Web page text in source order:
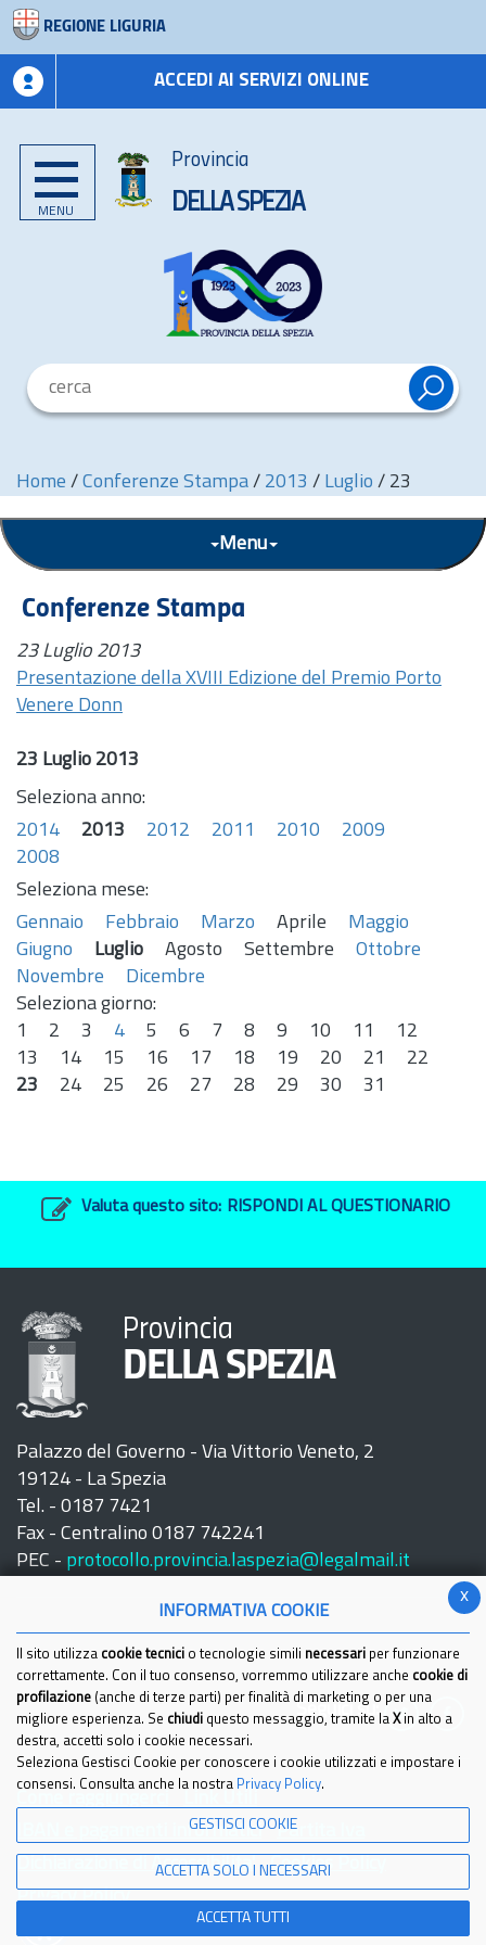
REGIONE LIGURIA
ACCEDI AI SERVIZI ONLINE
MENU
Provincia
DELLA SPEZIA
Home / Conferenze Stampa / 2013 / Luglio / 23
Menu
Conferenze Stampa
23 Luglio 2013
Presentazione della XVIII Edizione del Premio Porto
Venere Donn
23 Luglio 2013
Seleziona anno:
2014
2013 2012 2011 2010
2009
2008
Seleziona mese:
Gennaio
Febbraio Marzo Aprile
Maggio
Giugno
Luglio Agosto Settembre
Ottobre
Novembre
Dicembre
Seleziona giorno:
1
2 3 4 5 6 7 8 9 10 11
12
13
14 15 16 17 18 19 20 21
22
23
24 25 26 27 28 29 30 31
Valuta questo sito: RISPONDI AL QUESTIONARIO
Provincia
DELLA SPEZIA
Palazzo del Governo - Via Vittorio Veneto, 2
19124 - La Spezia
Tel. - 0187 7421
Fax - Centralino 0187 742241
PEC - protocollo.provincia.laspezia@legalmail.it
Seguici su:
IBAN e pagamenti informatici
Partita Iva
Dichiarazione di Accessibilita'
Cookies Policy
Privacy Policy
© 2021 Provincia della Spezia - Tutti i diritti riservati
x
INFORMATIVA COOKIE
Il sito utilizza cookie tecnici o tecnologie simili necessari per funzionare
correttamente. Con il tuo consenso, vorremmo utilizzare anche cookie di
profilazione (anche di terze parti) per finalità di marketing o per una
migliore esperienza. Se chiudi questo messaggio, tramite la Xin alto a
destra, accetti solo i cookie necessari.
Seleziona Gestisci Cookie per conoscere i cookie utilizzati e impostare i
consensi. Consulta anche la nostra Privacy Policy.
GESTISCI COOKIE
ACCETTA SOLO I NECESSARI
ACCETTA TUTTI